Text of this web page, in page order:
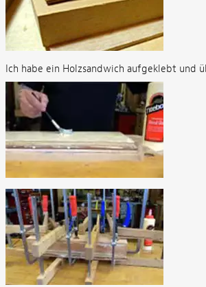
Ich habe ein Holzsandwich aufgeklebt und